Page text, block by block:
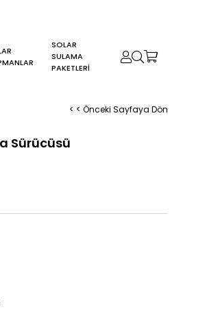
SOLAR
SULAMA
PAKETLERİ
0
< < Önceki Sayfaya Dön
Sürücüsü